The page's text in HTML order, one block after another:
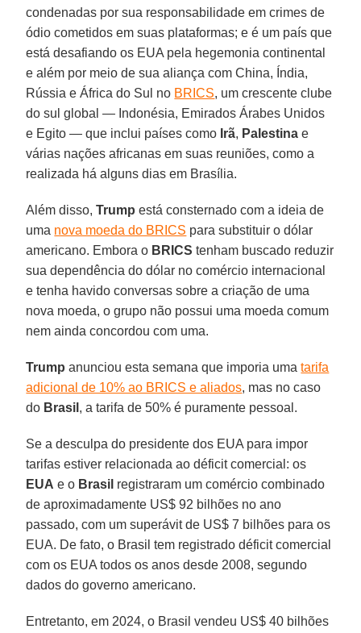
condenadas por sua responsabilidade em crimes de
ódio cometidos em suas plataformas; e é um país que
está desafiando os EUA pela hegemonia continental
e além por meio de sua aliança com China, Índia,
Rússia e África do Sul no BRICS, um crescente clube
do sul global — Indonésia, Emirados Árabes Unidos
e Egito — que inclui países como Irã, Palestina e
várias nações africanas em suas reuniões, como a
realizada há alguns dias em Brasília.
Além disso,Trump está consternado com a ideia de
uma nova moeda do BRICS para substituir o dólar
americano. Embora o BRICS tenham buscado reduzir
sua dependência do dólar no comércio internacional
e tenha havido conversas sobre a criação de uma
nova moeda, o grupo não possui uma moeda comum
nem ainda concordou com uma.
Trump anunciou esta semana que imporia umatarifa
adicional de 10% ao BRICS e aliados, mas no caso
do Brasil , a tarifa de 50% é puramente pessoal.
Se a desculpa do presidente dos EUA para impor
tarifas estiver relacionada ao déficit comercial: os
EUA e o Brasil registraram um comércio combinado
de aproximadamente US$ 92 bilhões no ano
passado, com um superávit de US$ 7 bilhões para os
EUA. De fato, o Brasil tem registrado déficit comercial
com os EUA todos os anos desde 2008, segundo
dados do governo americano.
Entretanto, em 2024, o Brasil vendeu US$ 40 bilhões